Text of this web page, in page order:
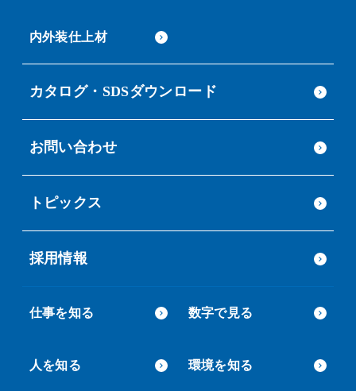
内外装仕上材
カタログ・SDSダウンロード
お問い合わせ
トピックス
採用情報
仕事を知る 数字で見る
人を知る 環境を知る